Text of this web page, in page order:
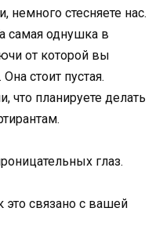
стесняете нас.
самая однушка в
от которой вы
стоит пустая.
что планируете делать
глаз.
связано с вашей